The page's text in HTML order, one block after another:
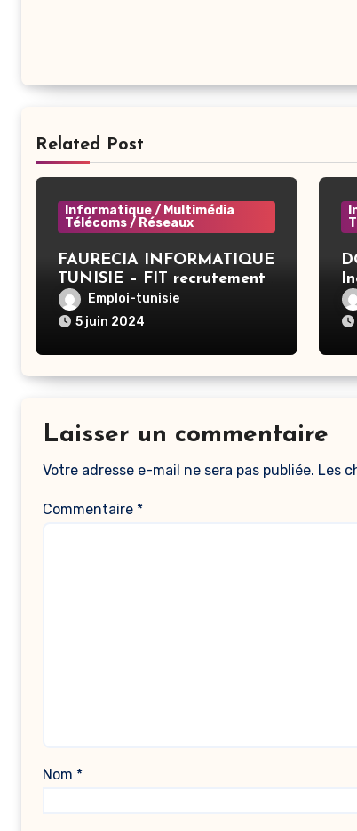
Related Post
Informatique / Multimédia
Télécoms / Réseaux
FAURECIA INFORMATIQUE
TUNISIE – FIT recrutement
– System Administrator
BAC+3 (CIVP) – Tunis
Emploi-tunisie
5 juin 2024
Laisser un commentaire
Votre adresse e-mail ne sera pas publiée. Les
Commentaire *
Nom *